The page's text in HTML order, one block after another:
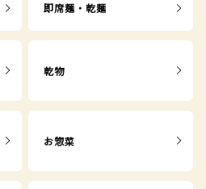
即席麺・乾麺
乾物
お惣菜